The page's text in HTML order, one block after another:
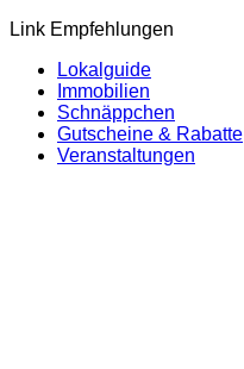
Link Empfehlungen
Lokalguide
Immobilien
Schnäppchen
Gutscheine & Rabatte
Veranstaltungen